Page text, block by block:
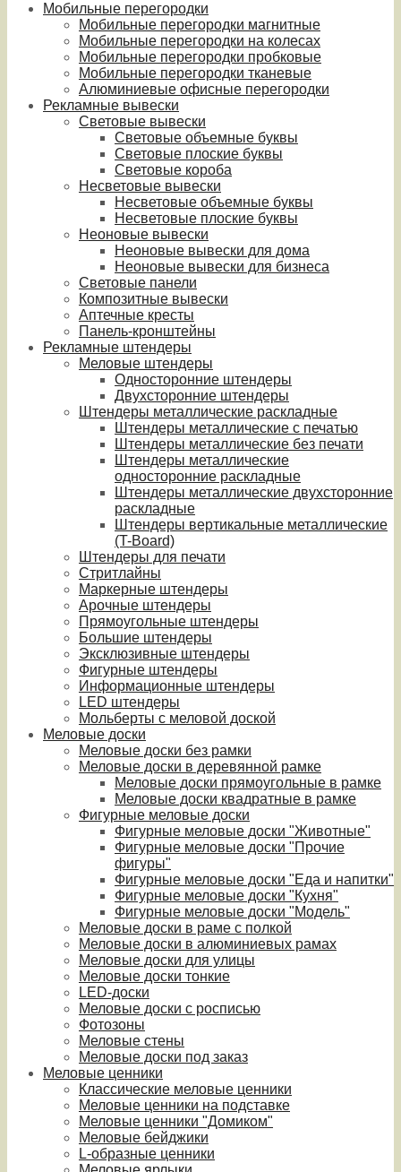
Мобильные перегородки
Мобильные перегородки магнитные
Мобильные перегородки на колесах
Мобильные перегородки пробковые
Мобильные перегородки тканевые
Алюминиевые офисные перегородки
Рекламные вывески
Световые вывески
Световые объемные буквы
Световые плоские буквы
Световые короба
Несветовые вывески
Несветовые объемные буквы
Несветовые плоские буквы
Неоновые вывески
Неоновые вывески для дома
Неоновые вывески для бизнеса
Световые панели
Композитные вывески
Аптечные кресты
Панель-кронштейны
Рекламные штендеры
Меловые штендеры
Односторонние штендеры
Двухсторонние штендеры
Штендеры металлические раскладные
Штендеры металлические с печатью
Штендеры металлические без печати
Штендеры металлические
односторонние раскладные
Штендеры металлические двухсторонние
раскладные
Штендеры вертикальные металлические
(T-Board)
Штендеры для печати
Стритлайны
Маркерные штендеры
Арочные штендеры
Прямоугольные штендеры
Большие штендеры
Эксклюзивные штендеры
Фигурные штендеры
Информационные штендеры
LED штендеры
Мольберты с меловой доской
Меловые доски
Меловые доски без рамки
Меловые доски в деревянной рамке
Меловые доски прямоугольные в рамке
Меловые доски квадратные в рамке
Фигурные меловые доски
Фигурные меловые доски "Животные"
Фигурные меловые доски "Прочие
фигуры"
Фигурные меловые доски "Еда и напитки"
Фигурные меловые доски "Кухня"
Фигурные меловые доски "Модель"
Меловые доски в раме с полкой
Меловые доски в алюминиевых рамах
Меловые доски для улицы
Меловые доски тонкие
LED-доски
Меловые доски с росписью
Фотозоны
Меловые стены
Меловые доски под заказ
Меловые ценники
Классические меловые ценники
Меловые ценники на подставке
Меловые ценники "Домиком"
Меловые бейджики
L-образные ценники